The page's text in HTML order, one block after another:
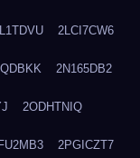
2LCI7CW6
2N165DB2
2ODHTNIQ
2PGICZT7